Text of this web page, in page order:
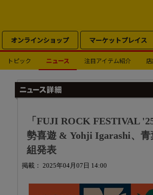
オンラインショップ マーケットプレイス
トピック ニュース 注目アイテム紹介
「FUJI ROCK FESTIVAL
勢喜遊 & Yohji Igarashi、
組発表
掲載： 2025年04月07日 14:00